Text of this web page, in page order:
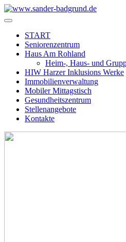
START
Seniorenzentrum
Haus Am Rohland
Heim-, Haus- und
HIW Harzer Inklusions Werke
Immobilienverwaltung
Mobiler Mittagstisch
Gesundheitszentrum
Stellenangebote
Kontakte